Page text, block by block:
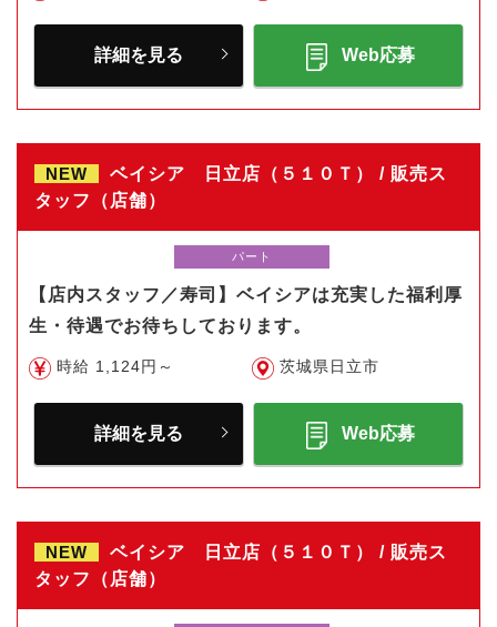
詳細を見る Web応募
NEW
ベイシア 日立店（５１０Ｔ） / 販売ス
タッフ（店舗）
パート
【店内スタッフ／寿司】ベイシアは充実した福利厚
生・待遇でお待ちしております。
時給 1,124円～ 茨城県日立市
詳細を見る Web応募
NEW
ベイシア 日立店（５１０Ｔ） / 販売ス
タッフ（店舗）